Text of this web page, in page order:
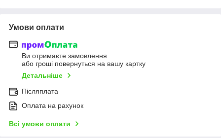
Умови оплати
Ви отримаєте замовлення
або гроші повернуться на вашу картку
Детальніше
Післяплата
Оплата на рахунок
Всі умови оплати